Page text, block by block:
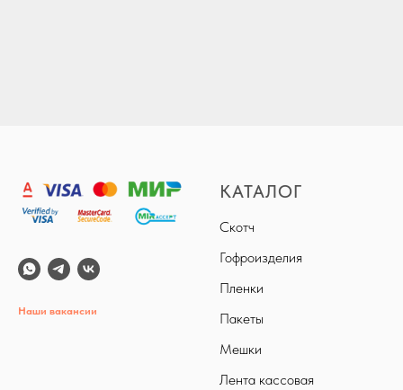
Наши вакансии
КАТАЛОГ
Скотч
Гофроизделия
Пленки
Пакеты
Мешки
Лента кассовая